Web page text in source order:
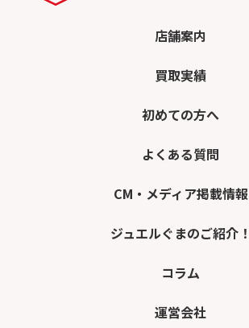
店舗案内
買取実績
初めての方へ
よくある質問
CM・メディア掲載情報
ジュエルぐまのご紹介！
コラム
運営会社